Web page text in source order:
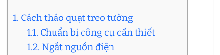
1. Cách tháo quạt treo tường
1.1. Chuẩn bị công cụ cần thiết
1.2. Ngắt nguồn điện